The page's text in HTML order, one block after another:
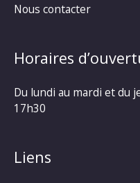
Nous contacter
Horaires
Du lundi au mardi et du
17h30
Liens